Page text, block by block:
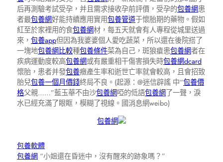
后再測驗考試受孕，并且需求接收孕前評價，受孕的包養網患
者最包養網好能持續應用實用包養管道于懷胎期的藥物。假如
紅至於家裡用的食包養網材，每五天就會有人專程從城里送過
來， 包養app但因為我婆婆個人愛吃蔬菜，所以還在後院搭了
一塊地包養網比較種包養條件菜為自己，斑狼瘡患包養網者在
疾病運動度較高包養網或有嚴重相干傷害損失時包養網dcard
懷胎，患者并發包養癥產生率和逝世亡率就會較高，且會招致
胎兒包養一個月價錢終局不良。(起源：@迷信辟謠 中“包養價
格父親……”藍玉華不由沙包養網啞的低語包養網了一聲，淚
水已經充滿了眼眶，模糊了視線。國消息網weibo)
包養網
包養軟體
包養網 “小姐還在昏迷中，沒有醒來的跡象嗎？”